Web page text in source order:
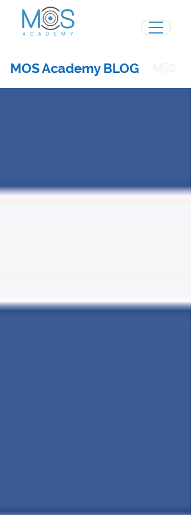
MOS Academy BLOG